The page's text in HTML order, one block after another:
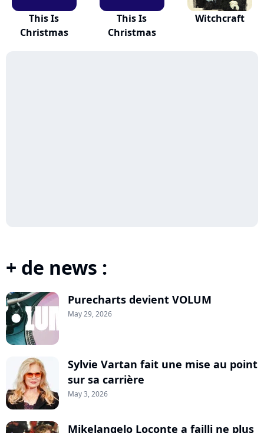
This Is
Christmas
This Is
Christmas
Witchcraft
+ de news :
Purecharts devient VOLUM
May 29, 2026
Sylvie Vartan fait une mise au point
sur sa carrière
May 3, 2026
Mikelangelo Loconte a failli ne plus